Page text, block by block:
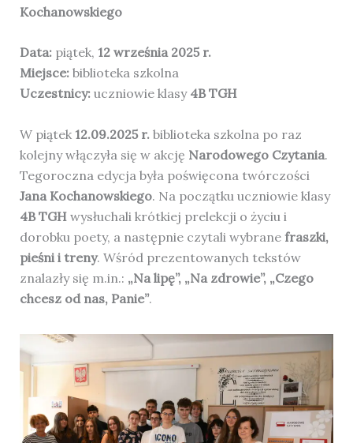
Kochanowskiego
Data:piątek, 12 września 2025 r.
Miejsce:biblioteka szkolna
Uczestnicy:uczniowie klasy 4B TGH
W piątek 12.09.2025 r.biblioteka szkolna po raz
kolejny włączyła się w akcję Narodowego Czytania.
Tegoroczna edycja była poświęcona twórczości
Jana Kochanowskiego. Na początku uczniowie klasy
4B TGHwysłuchali krótkiej prelekcji o życiu i
dorobku poety, a następnie czytali wybrane fraszki,
pieśni i treny. Wśród prezentowanych tekstów
znalazły się m.in.: „Na lipę”, „Na zdrowie”, „Czego
chcesz od nas, Panie”.